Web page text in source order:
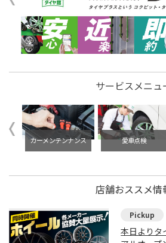
サービスメニュ
交 カーメンテンナンス 愛車点検
店舗おススメ情
本日よりタ